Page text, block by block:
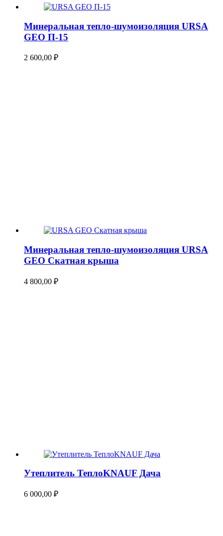
Минеральная тепло-шумоизоляция URSA
GEO П-15
2 600,00 ₽
Минеральная тепло-шумоизоляция URSA
GEO Скатная крыша
4 800,00 ₽
Утеплитель ТеплоKNAUF Дача
6 000,00 ₽